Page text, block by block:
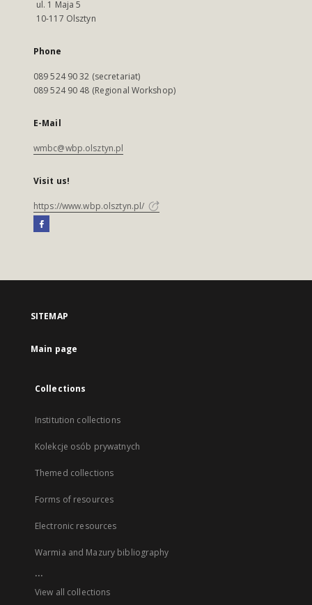
ul. 1 Maja 5
10-117 Olsztyn
Phone
089 524 90 32 (secretariat)
089 524 90 48 (Regional Workshop)
E-Mail
wmbc@wbp.olsztyn.pl
Visit us!
https://www.wbp.olsztyn.pl/
SITEMAP
Main page
Collections
Institution collections
Kolekcje osób prywatnych
Themed collections
Forms of resources
Electronic resources
Warmia and Mazury bibliography
...
View all collections